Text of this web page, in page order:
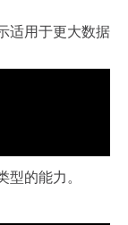
适用于更大数据
的能力。